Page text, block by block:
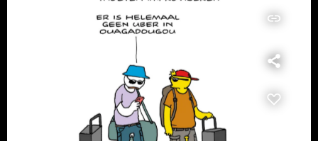
insert_link